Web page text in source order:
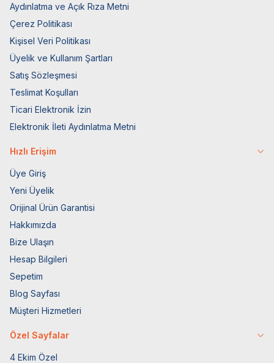
Aydınlatma ve Açık Rıza Metni
Çerez Politikası
Kişisel Veri Politikası
Üyelik ve Kullanım Şartları
Satış Sözleşmesi
Teslimat Koşulları
Ticari Elektronik İzin
Elektronik İleti Aydınlatma Metni
Hızlı Erişim
Üye Giriş
Yeni Üyelik
Orijinal Ürün Garantisi
Hakkımızda
Bize Ulaşın
Hesap Bilgileri
Sepetim
Blog Sayfası
Müşteri Hizmetleri
Özel Sayfalar
4 Ekim Özel